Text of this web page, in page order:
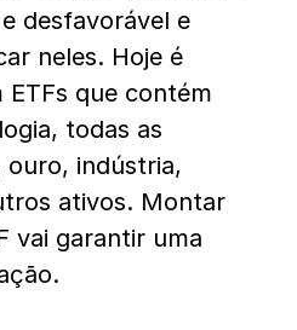
desfavorável e
neles. Hoje é
ETFs que contém
todas as
ouro, indústria,
ativos. Montar
vai garantir uma